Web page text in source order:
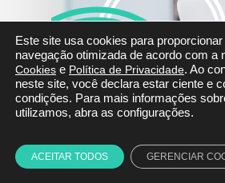
Para negócios
Este site usa cookies para
navegação otimizada de acordo com a
Cookies e Política de Privacidade. Ao
neste site, você declara estar ciente e
condições. Para mais informações
utilizamos, abra as configurações.
ACEITAR TODOS GERENCIAR